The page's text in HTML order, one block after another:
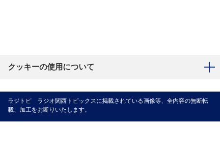
クッキーの使用について
ラジトピ ラジオ関西トピックスに掲載されている画像等、全内容の無断転
載、加工をお断りいたします。